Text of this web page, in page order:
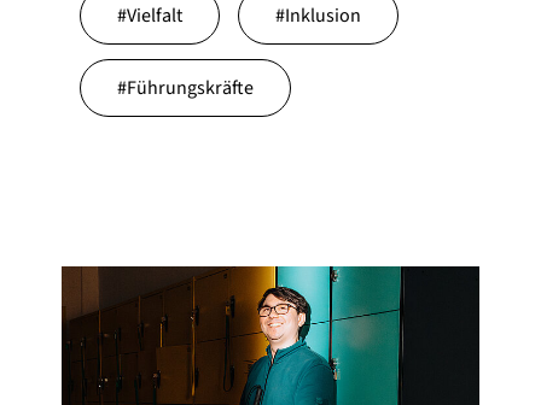
#Vielfalt #Inklusion
#Führungskräfte